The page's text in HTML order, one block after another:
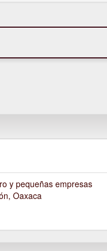
y pequeñas empresas
Oaxaca